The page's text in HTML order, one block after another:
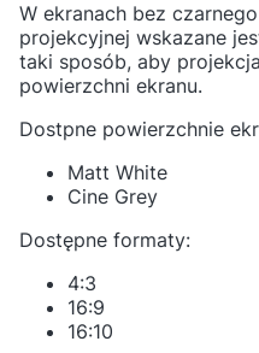
W ekranach bez
projekcyjnej wskazane
taki sposób, aby
powierzchni ekranu.
Dostpne powierzchnie
Matt White
Cine Grey
Dostępne formaty:
4:3
16:9
16:10